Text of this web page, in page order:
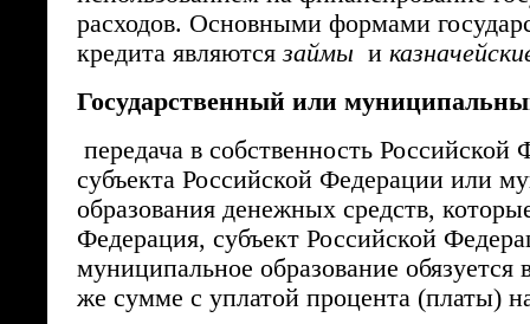
расходов. Основными формами
кредита являютсязаймы и
Государственный или
передача в собственность Российской
субъекта Российской Федерации или
образования денежных средств,
Федерация, субъект Российской
муниципальное образование обязуется
же сумме с уплатой процента (платы)